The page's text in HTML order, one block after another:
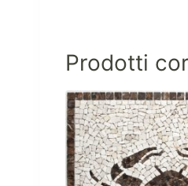
Prodotti